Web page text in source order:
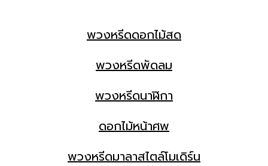
พวงหรีดดอกไม้สด
พวงหรีดพัดลม
พวงหรีดนาฬิกา
ดอกไม้หน้าศพ
พวงหรีดมาลาสไตล์โมเดิร์น